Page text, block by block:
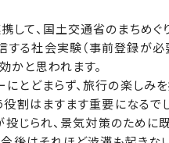
て、国土交通省のまちめぐ
社会実験（事前登録が必
かと思われます。
とどまらず、旅行の楽しみ
割はますます重要になるでし
られ、景気対策のために